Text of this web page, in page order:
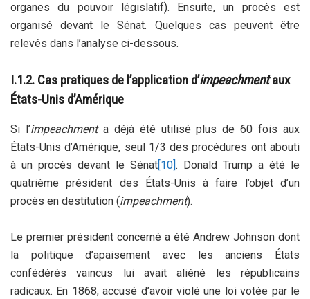
organes du pouvoir législatif). Ensuite, un procès est
organisé devant le Sénat. Quelques cas peuvent être
relevés dans l’analyse ci-dessous.
I.1.2. Cas pratiques de l’application d’impeachmentaux
États-Unis d’Amérique
Si l’impeachment a déjà été utilisé plus de 60 fois aux
États-Unis d’Amérique, seul 1/3 des procédures ont abouti
à un procès devant le Sénat[10]. Donald Trump a été le
quatrième président des États-Unis à faire l’objet d’un
procès en destitution (impeachment).
Le premier président concerné a été Andrew Johnson dont
la politique d’apaisement avec les anciens États
confédérés vaincus lui avait aliéné les républicains
radicaux. En 1868, accusé d’avoir violé une loi votée par le